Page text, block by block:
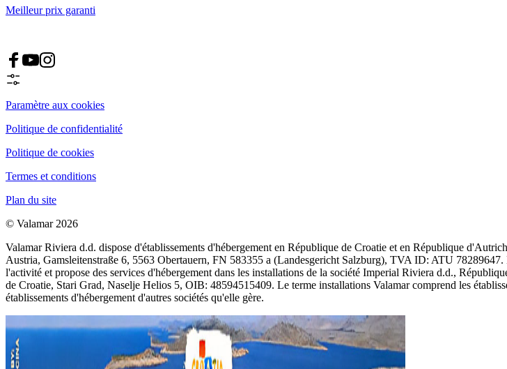
Meilleur prix garanti
Paramètre aux cookies
Politique de confidentialité
Politique de cookies
Termes et conditions
Plan du site
© Valamar 2026
Valamar Riviera d.d. dispose d'établissements d'hébergement en République de Croatie et en République
Austria, Gamsleitenstraße 6, 5563 Obertauern, FN 583355 a (Landesgericht Salzburg), TVA ID: ATU
l'activité et propose des services d'hébergement dans les installations de la société Imperial Riviera d.d.,
de Croatie, Stari Grad, Naselje Helios 5, OIB: 48594515409. Le terme installations Valamar comprend les
établissements d'hébergement d'autres sociétés qu'elle gère.